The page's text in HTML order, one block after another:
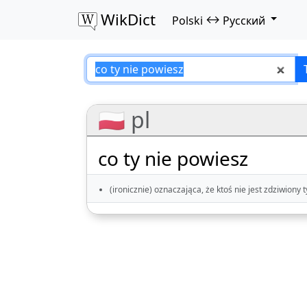
WikDict Polski ↔ Русский
co ty nie powiesz
🇵🇱 pl
co ty nie powiesz
(ironicznie) oznaczająca, że ktoś nie jest zdziwiony